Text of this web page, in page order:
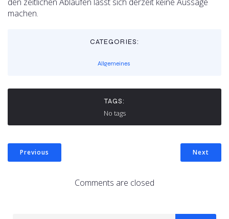
machen.
CATEGORIES:
Allgemeines
TAGS:
No tags
Previous Next
Comments are closed